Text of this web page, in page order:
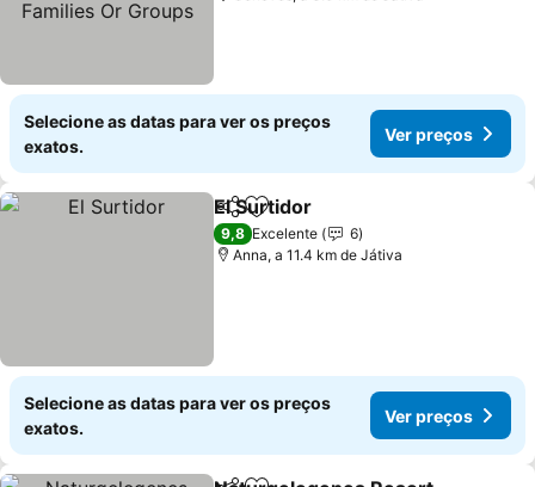
Selecione as datas para ver os preços
exatos.
Ver preços
PartilharAdicionar aos favoritos
El Surtidor
9,8 Excelente
6
Anna, a 11.4 km de Játiva
Selecione as datas para ver os preços
exatos.
Ver preços